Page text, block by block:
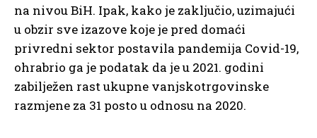
na nivou BiH. Ipak, kako je zaključio, uzimajući
u obzir sve izazove koje je pred domaći
privredni sektor postavila pandemija Covid-19,
ohrabrio ga je podatak da je u 2021. godini
zabilježen rast ukupne vanjskotrgovinske
razmjene za 31 posto u odnosu na 2020.